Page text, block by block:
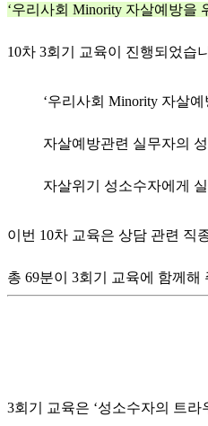
‘우리사회 Minority 자살예방을
10차 3회기 교육이 진행되었습
‘우리사회 Minority 자살
자살예방관련 실무자의
자살위기 성소수자에게
이번 10차 교육은 상담 관련 직
총 69분이 3회기 교육에 함께해
3회기 교육은 ‘성소수자의 트라